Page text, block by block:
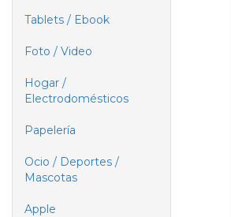
Tablets / Ebook
Foto / Video
Hogar /
Electrodomésticos
Papelería
Ocio / Deportes /
Mascotas
Apple